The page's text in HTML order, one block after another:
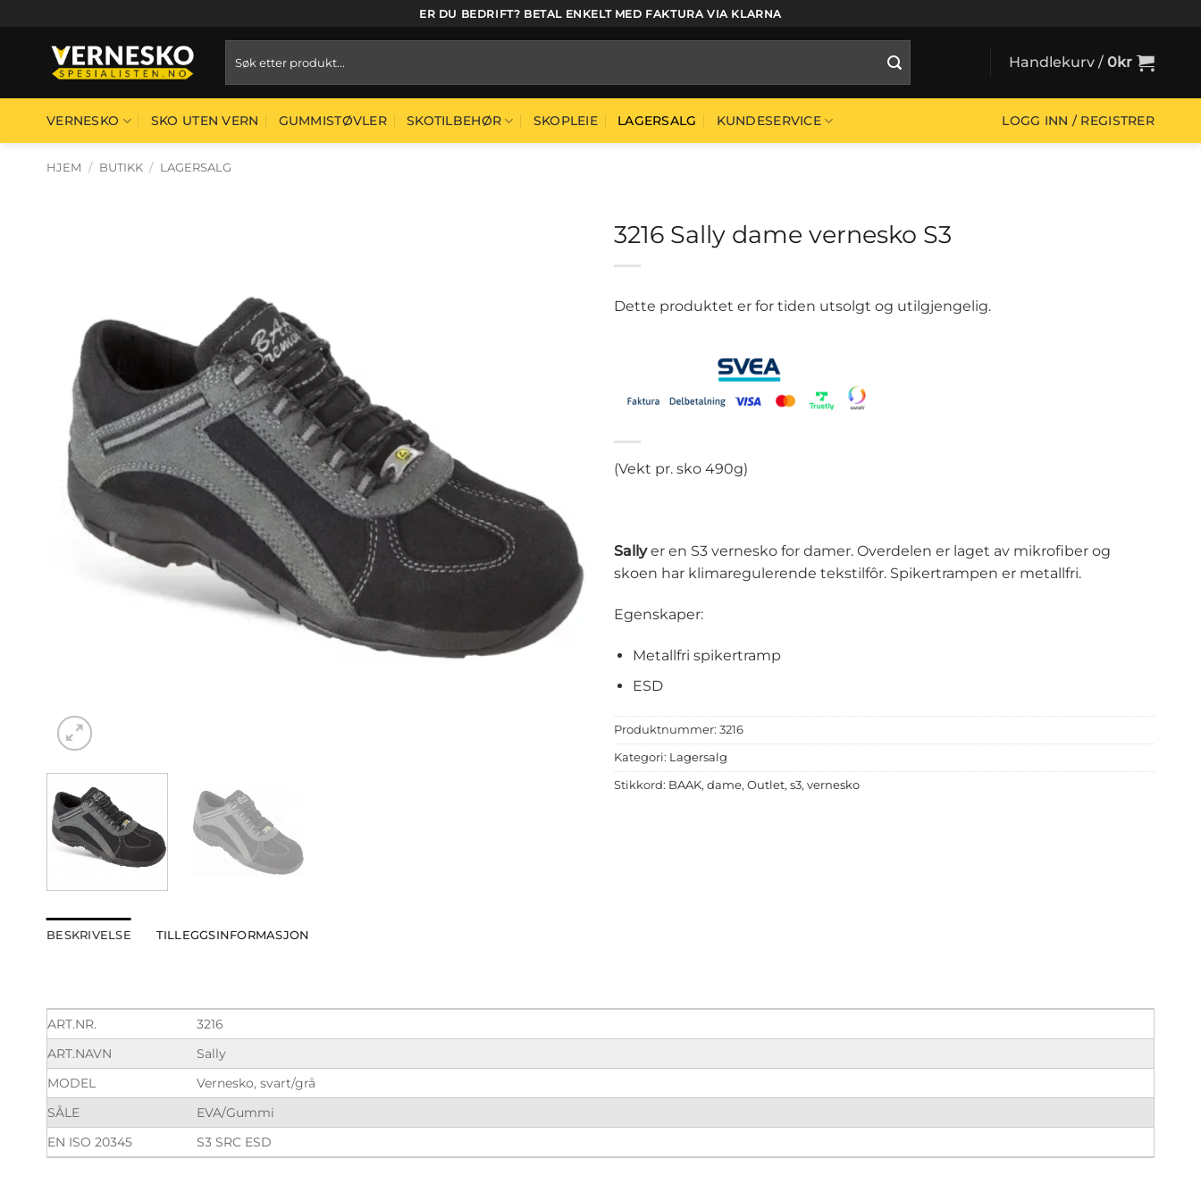
content
ER DU BEDRIFT? BETAL ENKELT MED FAKTURA VIA KLARNA
etter:
Handlekurv / 0kr
VERNESKO SKO UTEN VERN GUMMISTØVLER SKOTILBEHØR SKOPLEIE LAGERSALG KUNDESERVICE LOGG INN / REGISTRER
HJEM / BUTIKK / LAGERSALG
3216 Sally dame vernesko S3
Dette produktet er for tiden utsolgt og utilgjengelig.
(Vekt pr. sko 490g)
Sallyer en S3 vernesko for damer. Overdelen er laget av mikrofiber og
skoen har klimaregulerende tekstilfôr. Spikertrampen er metallfri.
Egenskaper:
Metallfri spikertramp
ESD
Produktnummer: 3216
Kategori: Lagersalg
Stikkord: BAAK, dame, Outlet, s3, vernesko
BESKRIVELSE TILLEGGSINFORMASJON
ART.NR.
3216
ART.NAVN
Sally
MODEL
Vernesko, svart/grå
SÅLE
EVA/Gummi
EN ISO 20345
S3 SRC ESD